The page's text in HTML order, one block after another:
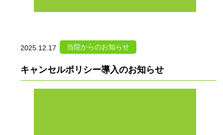
2025.12.17 当院からのお知らせ
キャンセルポリシー導入のお知らせ